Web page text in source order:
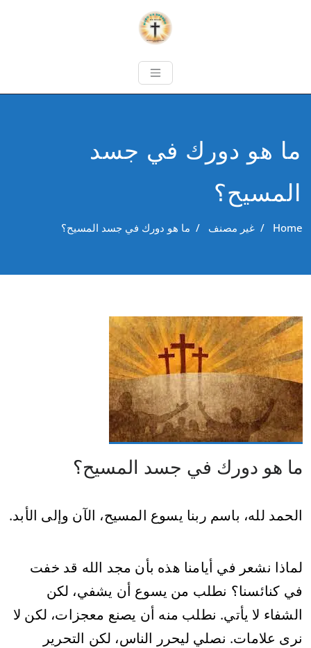
ما هو دورك في جسد
المسيح؟
Home
/ غير مصنف / ما هو دورك في جسد المسيح؟
ما هو دورك في جسد المسيح؟
الحمد لله، باسم ربنا يسوع المسيح، الآن وإلى الأبد.
لماذا نشعر في أيامنا هذه بأن مجد الله قد خفت
في كنائسنا؟ نطلب من يسوع أن يشفي، لكن
الشفاء لا يأتي. نطلب منه أن يصنع معجزات، لكن لا
نرى علامات. نصلي ليحرر الناس، لكن التحرير